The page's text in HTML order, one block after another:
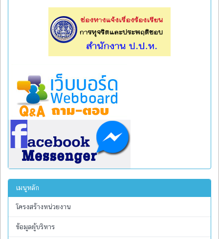
เมนูหลัก
โครงสร้างหน่วยงาน
ข้อมูลผู้บริหาร